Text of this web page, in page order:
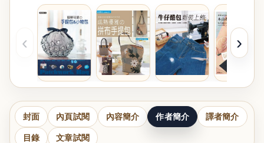
‹ ›
封面 內頁試閱 內容簡介 作者簡介 譯者簡介
目錄 文章試閱